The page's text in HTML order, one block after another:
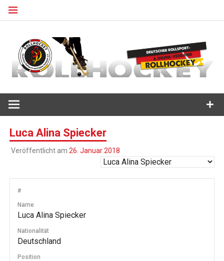
Zum
Luca Alina Spiecker
Veröffentlicht am 26. Januar 2018
#
Name
Luca Alina Spiecker
Nationalität
Deutschland
Position